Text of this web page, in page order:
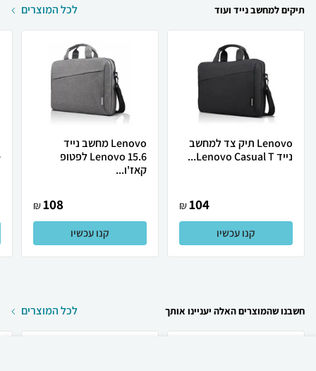
תיקים למחשב נייד ועוד לכל המוצרים
Lenovo תיק צד למחשב
נייד Lenovo Casual T...
104
₪
קנו עכשיו
Lenovo מחשב נייד
Lenovo 15.6 לפטופ
קאז'ו...
108
₪
קנו עכשיו
חשבנו שהמוצרים האלה יעניינו אותך לכל המוצרים